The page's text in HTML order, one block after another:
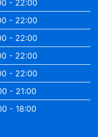
- 22:00
- 22:00
- 22:00
- 22:00
- 22:00
- 21:00
- 18:00